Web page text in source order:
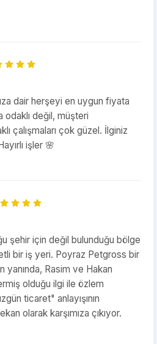
dair herşeyi en uygun fiyata
odaklı değil, müşteri
çalışmaları çok güzel. İlginiz
işler 🌸
şehir için değil bulunduğu bölge
bir iş yeri. Poyraz Petgross bir
yanında, Rasim ve Hakan
olduğu ilgi ile özlem
ticaret" anlayışının
olarak karşımıza çıkıyor.